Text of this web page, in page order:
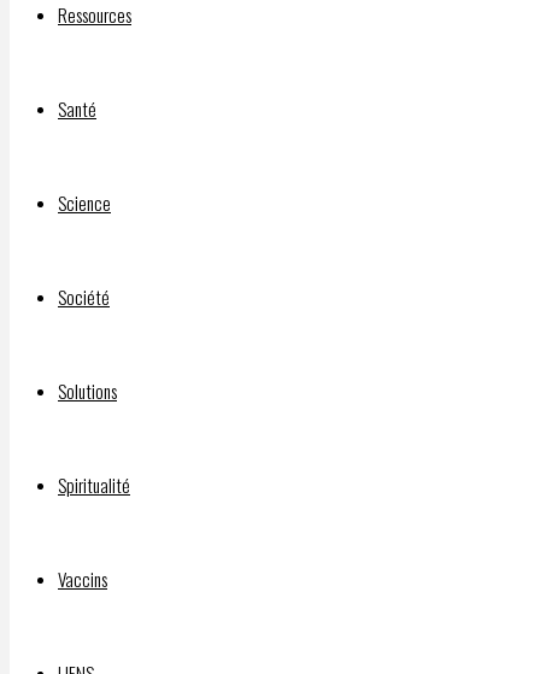
Ressources
Santé
Science
Société
Solutions
Spiritualité
Vaccins